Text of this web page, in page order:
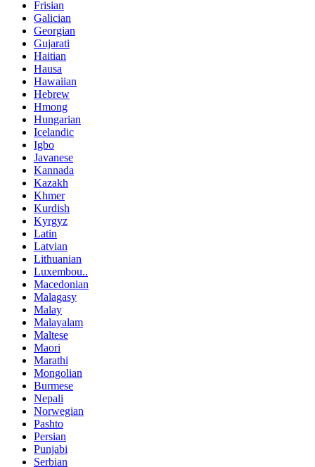
Frisian
Galician
Georgian
Gujarati
Haitian
Hausa
Hawaiian
Hebrew
Hmong
Hungarian
Icelandic
Igbo
Javanese
Kannada
Kazakh
Khmer
Kurdish
Kyrgyz
Latin
Latvian
Lithuanian
Luxembou..
Macedonian
Malagasy
Malay
Malayalam
Maltese
Maori
Marathi
Mongolian
Burmese
Nepali
Norwegian
Pashto
Persian
Punjabi
Serbian